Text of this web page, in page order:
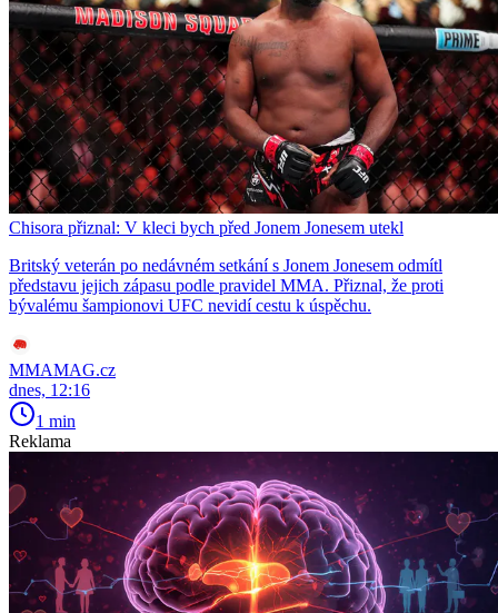
Chisora přiznal: V kleci bych před Jonem Jonesem utekl
Britský veterán po nedávném setkání s Jonem Jonesem odmítl
představu jejich zápasu podle pravidel MMA. Přiznal, že proti
bývalému šampionovi UFC nevidí cestu k úspěchu.
MMAMAG.cz
dnes, 12:16
1 min
Reklama